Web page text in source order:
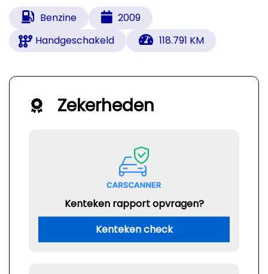
Benzine
2009
Handgeschakeld
118.791 KM
Zekerheden
Kenteken rapport opvragen?
Kenteken check